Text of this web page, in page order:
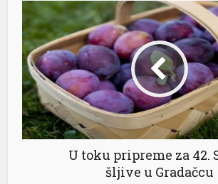
U toku pripreme za 42.
šljive u Gradačcu